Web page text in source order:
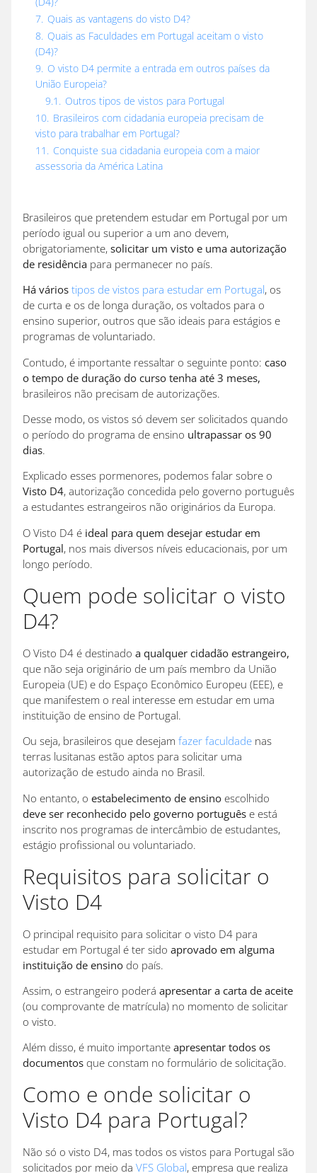
7. Quais as vantagens do visto D4?
8. Quais as Faculdades em Portugal aceitam o visto
(D4)?
9. O visto D4 permite a entrada em outros países da
União Europeia?
9.1. Outros tipos de vistos para Portugal
10. Brasileiros com cidadania europeia precisam de
visto para trabalhar em Portugal?
11. Conquiste sua cidadania europeia com a maior
assessoria da América Latina
Brasileiros que pretendem estudar em Portugal por um
período igual ou superior a um ano devem,
obrigatoriamente, solicitar um visto e uma autorização
de residência para permanecer no país.
Há vários tipos de vistos para estudar em Portugal, os
de curta e os de longa duração, os voltados para o
ensino superior, outros que são ideais para estágios e
programas de voluntariado.
Contudo, é importante ressaltar o seguinte ponto: caso
o tempo de duração do curso tenha até 3 meses,
brasileiros não precisam de autorizações.
Desse modo, os vistos só devem ser solicitados quando
o período do programa de ensino ultrapassar os 90
dias.
Explicado esses pormenores, podemos falar sobre o
Visto D4, autorização concedida pelo governo português
a estudantes estrangeiros não originários da Europa.
O Visto D4 é ideal para quem desejar estudar em
Portugal, nos mais diversos níveis educacionais, por um
longo período.
Quem pode solicitar o visto
D4?
O Visto D4 é destinado a qualquer cidadão estrangeiro,
que não seja originário de um país membro da União
Europeia (UE) e do Espaço Econômico Europeu (EEE), e
que manifestem o real interesse em estudar em uma
instituição de ensino de Portugal.
Ou seja, brasileiros que desejam fazer faculdade nas
terras lusitanas estão aptos para solicitar uma
autorização de estudo ainda no Brasil.
No entanto, o estabelecimento de ensino escolhido
deve ser reconhecido pelo governo português e está
inscrito nos programas de intercâmbio de estudantes,
estágio profissional ou voluntariado.
Requisitos para solicitar o
Visto D4
O principal requisito para solicitar o visto D4 para
estudar em Portugal é ter sido aprovado em alguma
instituição de ensino do país.
Assim, o estrangeiro poderá apresentar a carta de aceite
(ou comprovante de matrícula) no momento de solicitar
o visto.
Além disso, é muito importante apresentar todos os
documentos que constam no formulário de solicitação.
Como e onde solicitar o
Visto D4 para Portugal?
Não só o visto D4, mas todos os vistos para Portugal são
solicitados por meio da VFS Global, empresa que realiza